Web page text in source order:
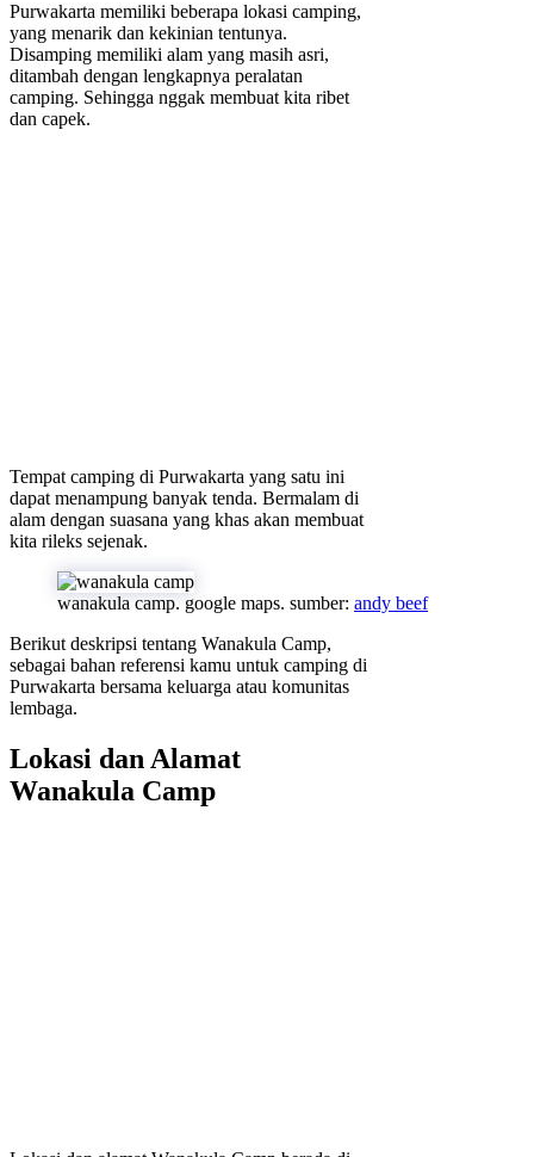
Purwakarta memiliki beberapa lokasi camping,
yang menarik dan kekinian tentunya.
Disamping memiliki alam yang masih asri,
ditambah dengan lengkapnya peralatan
camping. Sehingga nggak membuat kita ribet
dan capek.
Tempat camping di Purwakarta yang satu ini
dapat menampung banyak tenda. Bermalam di
alam dengan suasana yang khas akan membuat
kita rileks sejenak.
wanakula camp. google maps. sumber: andy beef
Berikut deskripsi tentang Wanakula Camp,
sebagai bahan referensi kamu untuk camping di
Purwakarta bersama keluarga atau komunitas
lembaga.
Lokasi dan Alamat
Wanakula Camp